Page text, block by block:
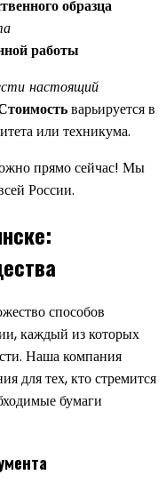
образца
работы
настоящий
варьируется в
или техникума.
прямо сейчас! Мы
России.
способов
каждый из которых
Наша компания
для тех, кто стремится
бумаги